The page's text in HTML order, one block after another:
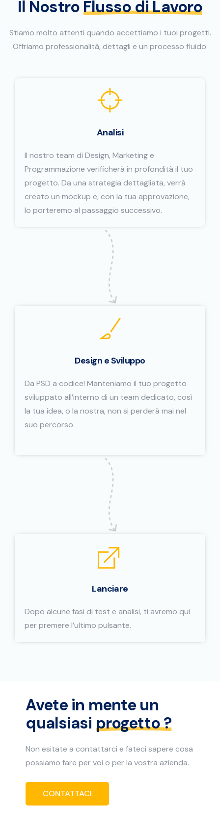
Il NostroFlusso di Lavoro
Stiamo molto attenti quando accettiamo i tuoi progetti.
Offriamo professionalità, dettagli e un processo fluido.
Analisi
Il nostro team di Design, Marketing e
Programmazione verificherà in profondità il tuo
progetto. Da una strategia dettagliata, verrà
creato un mockup e, con la tua approvazione,
lo porteremo al passaggio successivo.
Design e Sviluppo
Da PSD a codice! Manteniamo il tuo progetto
sviluppato all’interno di un team dedicato, così
la tua idea, o la nostra, non si perderà mai nel
suo percorso.
Lanciare
Dopo alcune fasi di test e analisi, ti avremo qui
per premere l’ultimo pulsante.
Avete in mente un
qualsiasi progetto ?
Non esitate a contattarci e fateci sapere cosa
possiamo fare per voi o per la vostra azienda.
CONTATTACI